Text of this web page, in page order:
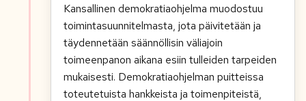
Kansallinen demokratiaohjelma muodostuu
toimintasuunnitelmasta, jota päivitetään ja
täydennetään säännöllisin väliajoin
toimeenpanon aikana esiin tulleiden tarpeiden
mukaisesti. Demokratiaohjelman puitteissa
toteutetuista hankkeista ja toimenpiteistä,